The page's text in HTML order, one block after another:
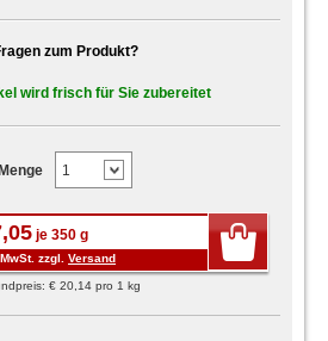
zum Produkt?
wird frisch für Sie zubereitet
Menge
je 350 g
zzgl. Versand
€ 20,14 pro 1 kg